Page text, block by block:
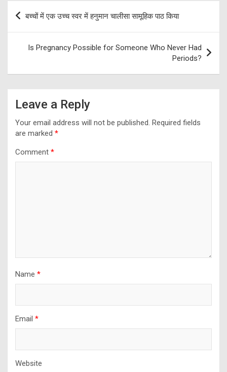
Post
navigation
बच्चों में एक उच्च स्वर में हनुमान चालीसा सामूहिक पाठ किया
Is Pregnancy Possible for Someone Who Never Had
Periods?
Leave a Reply
Your email address will not be published. Required fields
are marked *
Comment *
Name *
Email *
Website